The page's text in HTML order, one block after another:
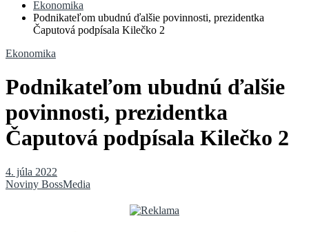
Ekonomika
Podnikateľom ubudnú ďalšie povinnosti, prezidentka
Čaputová podpísala Kilečko 2
Ekonomika
Podnikateľom ubudnú ďalšie
povinnosti, prezidentka
Čaputová podpísala Kilečko 2
4. júla 2022
Noviny BossMedia